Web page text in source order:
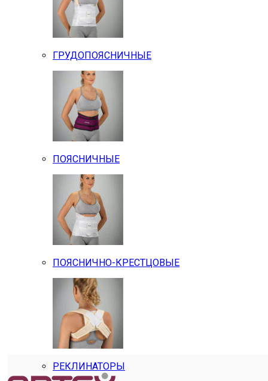
ГРУДОПОЯСНИЧНЫЕ
ПОЯСНИЧНЫЕ
ПОЯСНИЧНО-КРЕСТЦОВЫЕ
РЕКЛИНАТОРЫ